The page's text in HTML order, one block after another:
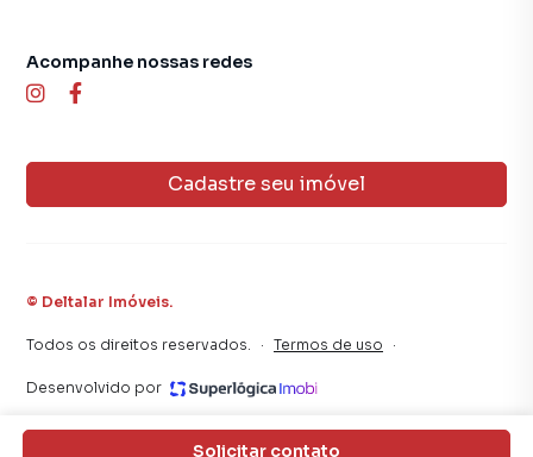
Solicitar contato
Cadastre seu imóvel
Acompanhe nossas redes
© Deltalar Imóveis.
Todos os direitos reservados. · Termos de uso ·
Desenvolvido por